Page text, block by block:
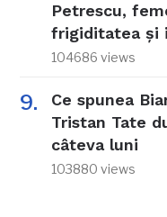
Petrescu,
frigiditatea și
104686 views
Ce spunea
Tristan Tate
câteva luni
103880 views